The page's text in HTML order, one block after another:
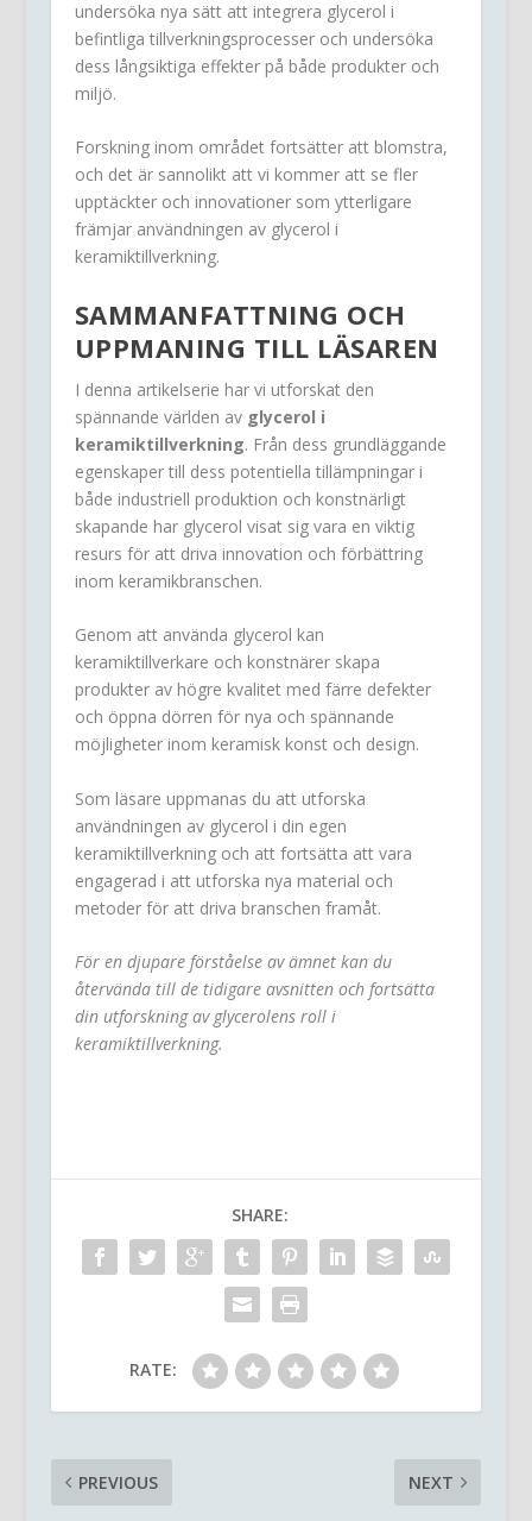
undersöka nya sätt att integrera glycerol i
befintliga tillverkningsprocesser och undersöka
dess långsiktiga effekter på både produkter och
miljö.
Forskning inom området fortsätter att blomstra,
och det är sannolikt att vi kommer att se fler
upptäckter och innovationer som ytterligare
främjar användningen av glycerol i
keramiktillverkning.
SAMMANFATTNING OCH
UPPMANING TILL LÄSAREN
I denna artikelserie har vi utforskat den
spännande världen av glycerol i
keramiktillverkning. Från dess grundläggande
egenskaper till dess potentiella tillämpningar i
både industriell produktion och konstnärligt
skapande har glycerol visat sig vara en viktig
resurs för att driva innovation och förbättring
inom keramikbranschen.
Genom att använda glycerol kan
keramiktillverkare och konstnärer skapa
produkter av högre kvalitet med färre defekter
och öppna dörren för nya och spännande
möjligheter inom keramisk konst och design.
Som läsare uppmanas du att utforska
användningen av glycerol i din egen
keramiktillverkning och att fortsätta att vara
engagerad i att utforska nya material och
metoder för att driva branschen framåt.
För en djupare förståelse av ämnet kan du
återvända till de tidigare avsnitten och fortsätta
din utforskning av glycerolens roll i
keramiktillverkning.
SHARE:
RATE:
PREVIOUS NEXT